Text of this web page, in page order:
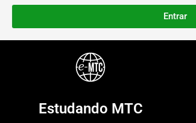
Entrar
Estudando MTC